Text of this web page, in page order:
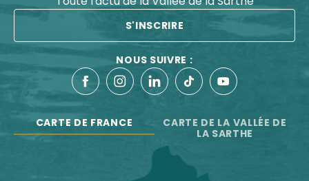
S'INSCRIRE
NOUS SUIVRE :
CARTE DE FRANCE
CARTE DE LA VALLÉE DE
LA SARTHE